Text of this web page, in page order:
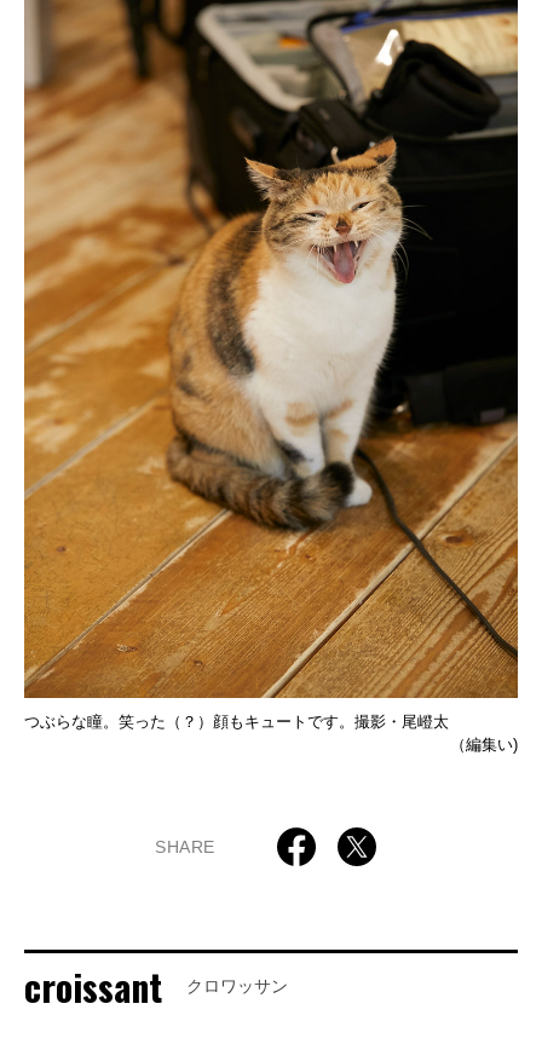
つぶらな瞳。笑った（？）顔もキュートです。撮影・尾嶝太
（編集い)
SHARE
croissant クロワッサン